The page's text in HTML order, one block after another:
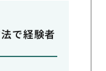
で経験者